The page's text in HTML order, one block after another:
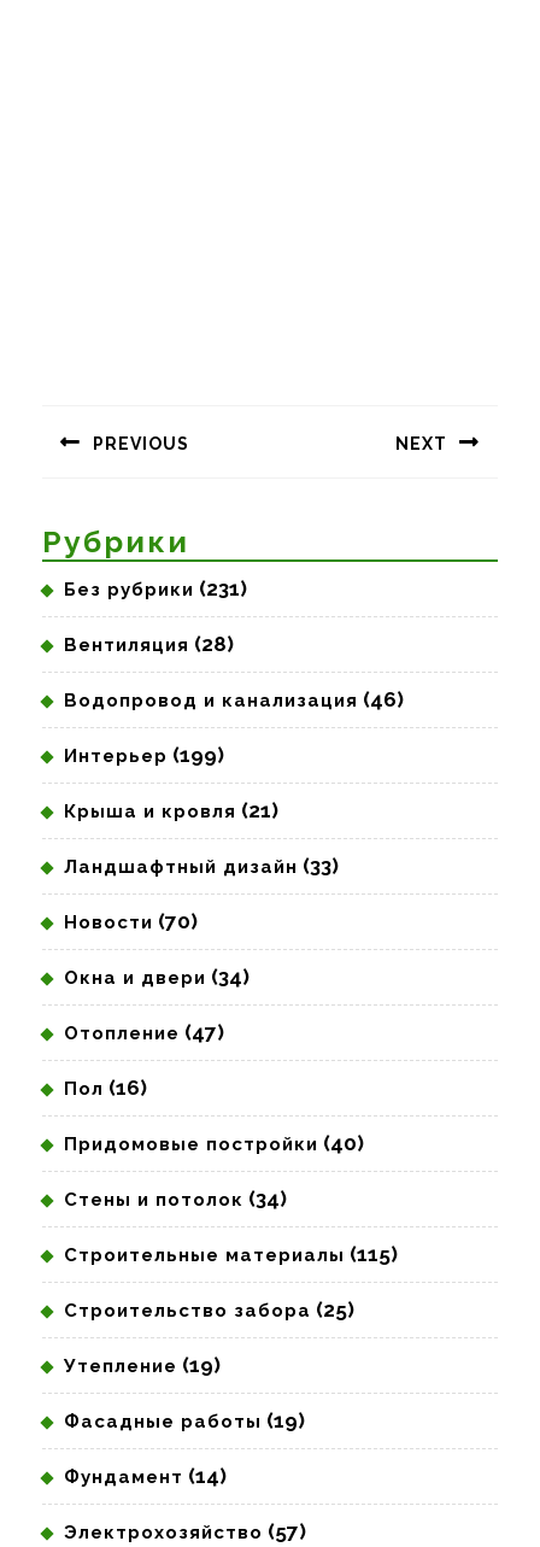
записям
PREVIOUS NEXT
Рубрики
Без рубрики (231)
Вентиляция (28)
Водопровод и канализация (46)
Интерьер (199)
Крыша и кровля (21)
Ландшафтный дизайн (33)
Новости (70)
Окна и двери (34)
Отопление (47)
Пол (16)
Придомовые постройки (40)
Стены и потолок (34)
Строительные материалы (115)
Строительство забора (25)
Утепление (19)
Фасадные работы (19)
Фундамент (14)
Электрохозяйство (57)